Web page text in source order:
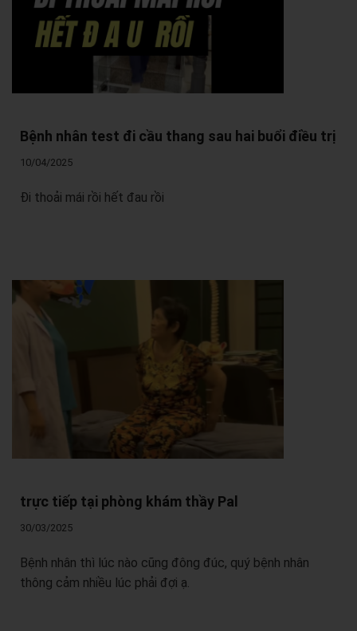
Bệnh nhân test đi cầu thang sau hai buổi điều trị
10/04/2025
Đi thoải mái rồi hết đau rồi
trực tiếp tại phòng khám thầy Pal
30/03/2025
Bệnh nhân thì lúc nào cũng đông đúc, quý bệnh nhân
thông cảm nhiều lúc phải đợi ạ.